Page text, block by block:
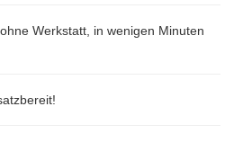
Werkstatt, in wenigen Minuten